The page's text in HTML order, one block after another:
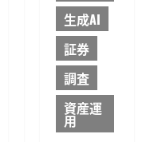
生成AI
証券
調査
資産運
用